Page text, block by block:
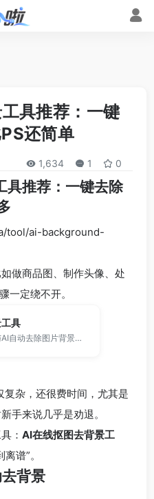
具推荐：一键
还简单
1,634 1 0
具推荐：一键去除
tool/ai-background-
做商品图、制作头像、处
一定绕不开。
具
支持在线抠图与AI自动去除图片背景，一键生成透明背景图片。
杂，还很费时间，尤其是
手来说几乎是劝退。
： AI在线抠图去背景工
谱”。
背景